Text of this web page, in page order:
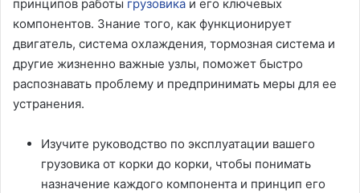
принципов работы грузовика и его ключевых
компонентов. Знание того, как функционирует
двигатель, система охлаждения, тормозная система и
другие жизненно важные узлы, поможет быстро
распознавать проблему и предпринимать меры для ее
устранения.
Изучите руководство по эксплуатации вашего
грузовика от корки до корки, чтобы понимать
назначение каждого компонента и принцип его